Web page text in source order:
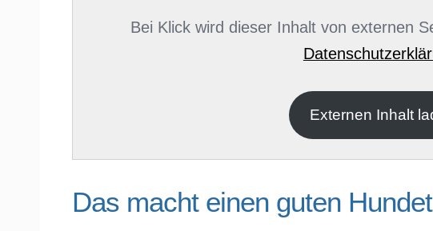
Bei Klick wird dieser Inhalt von externen
Externen Inhalt
Das macht einen guten